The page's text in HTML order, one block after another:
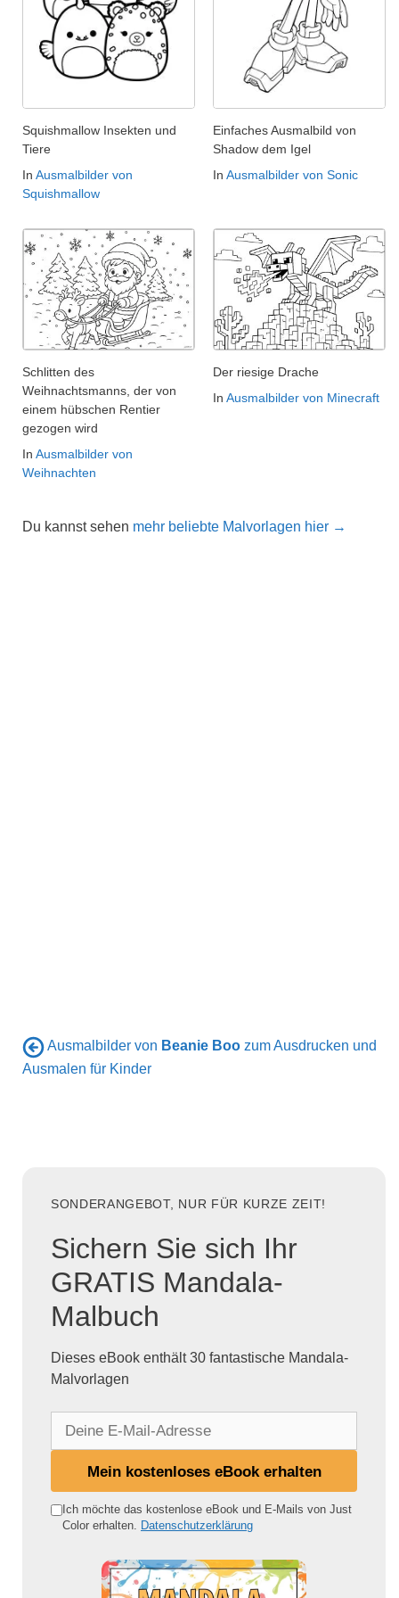
Squishmallow Insekten und
Tiere
In Ausmalbilder von
Squishmallow
Einfaches Ausmalbild von
Shadow dem Igel
In Ausmalbilder von Sonic
Schlitten des
Weihnachtsmanns, der von
einem hübschen Rentier
gezogen wird
In Ausmalbilder von
Weihnachten
Der riesige Drache
In Ausmalbilder von Minecraft
Du kannst sehen mehr beliebte Malvorlagen hier →
Ausmalbilder von Beanie Boo zum Ausdrucken und
Ausmalen für Kinder
SONDERANGEBOT, NUR FÜR KURZE ZEIT!
Sichern Sie sich Ihr
GRATIS Mandala-
Malbuch
Dieses eBook enthält 30 fantastische Mandala-
Malvorlagen
e
Mein kostenloses eBook erhalten
Ich möchte das kostenlose eBook und E-Mails von Just
Color erhalten. Datenschutzerklärung